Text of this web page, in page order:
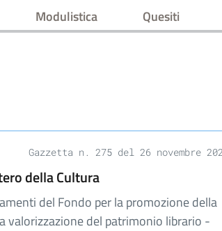
Modulistica Quesiti
Gazzetta n. 275 del 26 novembre
della Cultura
del Fondo per la promozione della
valorizzazione del patrimonio librario -